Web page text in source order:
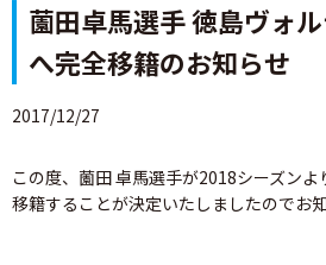
薗田卓馬選手 徳島ヴォル
へ完全移籍のお知らせ
2017/12/27
この度、薗田 卓馬選手が2018シーズン
移籍することが決定いたしましたのでお